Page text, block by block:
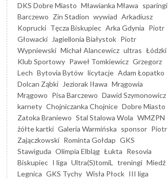
DKS Dobre Miasto Mławianka Mława sparingi
Barczewo Zin Stadion wywiad Arkadiusz
Koprucki Tęcza Biskupiec Arka Gdynia Piotr
Głowacki
Jagiellonia Białystok Piotr
Wypniewski Michał Alancewicz ultras Łódzki
Klub Sportowy Paweł Tomkiewicz Grzegorz
Lech Bytovia Bytów licytacje Adam Łopatko
Dolcan Ząbki
Jeziorak Iława Mrągowia
Mrągowo Pisa Barczewo Dawid Szymonowicz
karnety Chojniczanka Chojnice Dobre Miasto
Zatoka Braniewo Stal Stalowa Wola WMZPN
żółte kartki Galeria Warmińska sponsor Piotr
Zajączkowski Rominta Gołdap GKS
Stawiguda Olimpia Elbląg Łukta Resovia
Biskupiec I liga Ultra(S)tomiL treningi Miedź
Legnica GKS Tychy Wisła Płock III liga